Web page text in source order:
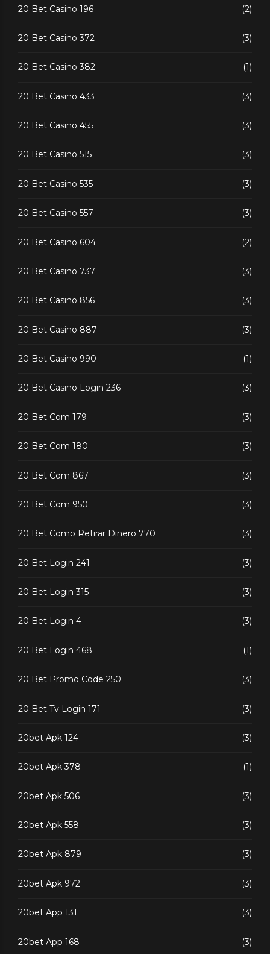
20 Bet Casino 196 (2)
20 Bet Casino 372 (3)
20 Bet Casino 382 (1)
20 Bet Casino 433 (3)
20 Bet Casino 455 (3)
20 Bet Casino 515 (3)
20 Bet Casino 535 (3)
20 Bet Casino 557 (3)
20 Bet Casino 604 (2)
20 Bet Casino 737 (3)
20 Bet Casino 856 (3)
20 Bet Casino 887 (3)
20 Bet Casino 990 (1)
20 Bet Casino Login 236 (3)
20 Bet Com 179 (3)
20 Bet Com 180 (3)
20 Bet Com 867 (3)
20 Bet Com 950 (3)
20 Bet Como Retirar Dinero 770 (3)
20 Bet Login 241 (3)
20 Bet Login 315 (3)
20 Bet Login 4 (3)
20 Bet Login 468 (1)
20 Bet Promo Code 250 (3)
20 Bet Tv Login 171 (3)
20bet Apk 124 (3)
20bet Apk 378 (1)
20bet Apk 506 (3)
20bet Apk 558 (3)
20bet Apk 879 (3)
20bet Apk 972 (3)
20bet App 131 (3)
20bet App 168 (3)